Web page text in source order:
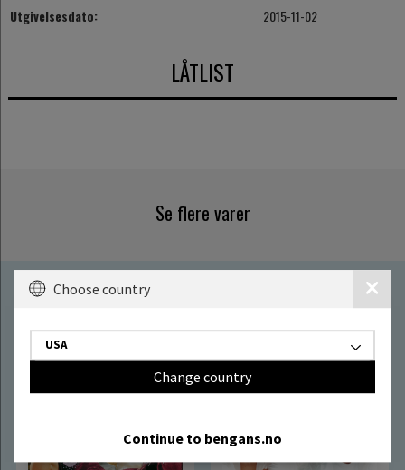
Utgivelsesdato:
2015-11-02
LÅTLIST
Se flere varer
Choose country
USA
Change country
Continue to bengans.no